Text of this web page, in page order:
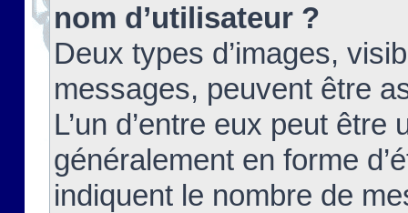
nom d’utilisateur ?
Deux types d’images,
messages, peuvent être
L’un d’entre eux peut
généralement en forme
indiquent le nombre de